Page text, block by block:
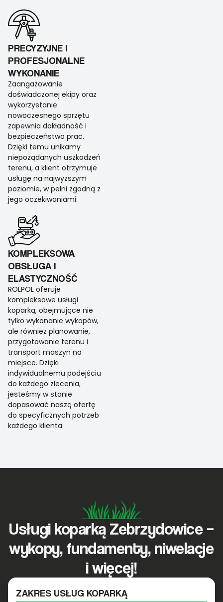
PRECYZYJNE I
PROFESJONALNE
WYKONANIE
Zaangażowanie
doświadczonej ekipy oraz
wykorzystanie
nowoczesnego sprzętu
zapewnia dokładność i
bezpieczeństwo prac.
Dzięki temu unikamy
niepożądanych uszkodzeń
terenu, a klient otrzymuje
usługę na najwyższym
poziomie, w pełni zgodną z
jego oczekiwaniami.
KOMPLEKSOWA
OBSŁUGA I
ELASTYCZNOŚĆ
ROLPOL oferuje
kompleksowe usługi
koparką, obejmujące nie
tylko wykonanie wykopów,
ale również planowanie,
przygotowanie terenu i
transport maszyn na
miejsce. Dzięki
indywidualnemu podejściu
do każdego zlecenia,
jesteśmy w stanie
dopasować naszą ofertę
do specyficznych potrzeb
każdego klienta.
Usługi koparką Zebrzydowice –
wykopy, fundamenty, niwelacje
i więcej!
ZAKRES USŁUG KOPARKĄ